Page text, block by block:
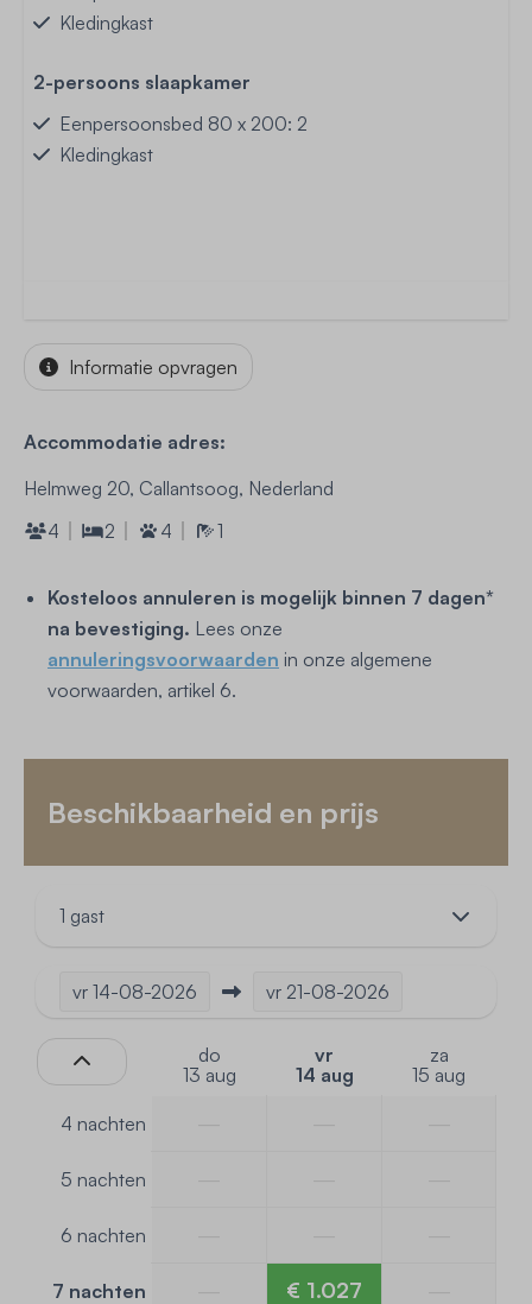
Kledingkast
2-persoons slaapkamer
Eenpersoonsbed 80 x 200: 2
Kledingkast
Informatie opvragen
Accommodatie adres:
Helmweg 20, Callantsoog, Nederland
4
2 4 1
Kosteloos annuleren is mogelijk binnen 7 dagen*
na bevestiging. Lees onze
annuleringsvoorwaarden in onze algemene
voorwaarden, artikel 6.
Beschikbaarheid en prijs
1 gast
vr 14-08-2026 vr 21-08-2026
do
13 aug
vr
14 aug
za
15 aug
4 nachten
5 nachten
6 nachten
7 nachten € 1.027